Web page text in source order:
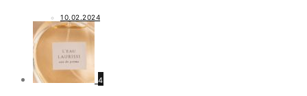
10.02.2024
4